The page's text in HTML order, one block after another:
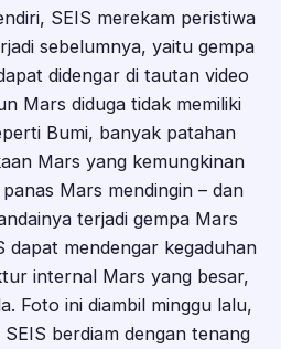
SEIS merekam peristiwa
sebelumnya, yaitu gempa
didengar di tautan video
Mars diduga tidak memiliki
Bumi, banyak patahan
Mars yang kemungkinan
Mars mendingin – dan
terjadi gempa Mars
dapat mendengar kegaduhan
internal Mars yang besar,
Foto ini diambil minggu lalu,
berdiam dengan tenang